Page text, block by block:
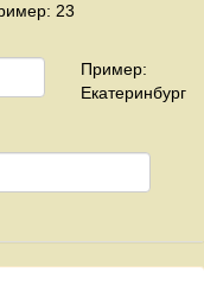
23
Пример:
Екатеринбург